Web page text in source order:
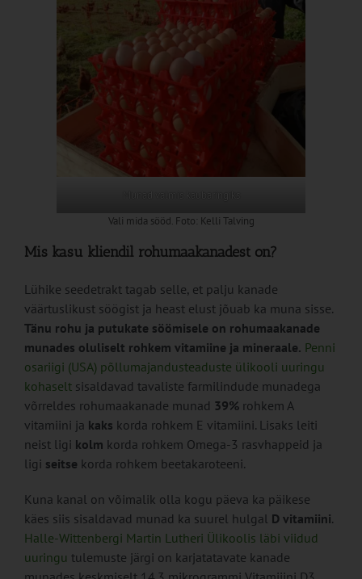
Munad valmis kaubaringiks
Vali mida sööd. Foto: Kelli Talving
Mis kasu kliendil rohumaakanadest on?
Lühike seedetrakt tagab selle, et palju kanade
väärtuslikust söögist ja heast elust jõuab ka muna sisse.
Tänu rohu ja putukate söömisele on rohumaakanade
munades oluliselt rohkem vitamiine ja mineraale. Penni
osariigi (USA) põllumajandusteaduste ülikooli uuringu
kohaseltsisaldavad tavaliste farmilindude munadega
võrreldes rohumaakanade munad 39%rohkem A
vitamiini ja kaks korda rohkem E vitamiini. Lisaks leiti
neist ligi kolm korda rohkem Omega-3 rasvhappeid ja
ligi seitse korda rohkem beetakaroteeni.
Kuna kanal on võimalik olla kogu päeva ka päikese
käes siis sisaldavad munad ka suurel hulgal D vitamiini.
Halle-Wittenbergi Martin Lutheri Ülikoolis läbi viidud
uuringu tulemuste järgi on karjatatavate kanade